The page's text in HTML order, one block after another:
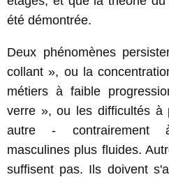
été démontrée.
Deux phénomènes
collant », ou la
métiers à faible
verre », ou les difficultés à
autre - contrairement
masculines plus fluides.
suffisent pas. Ils doivent